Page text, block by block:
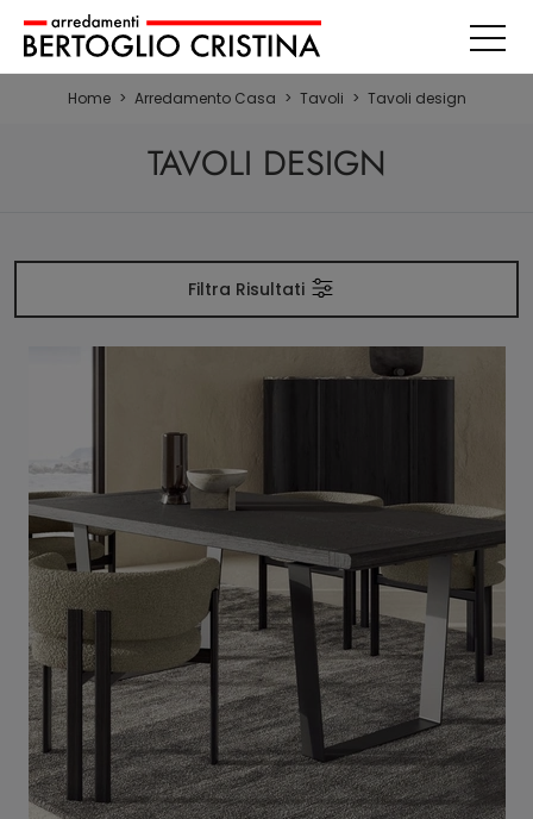
Home > Arredamento Casa > Tavoli > Tavoli design
TAVOLI DESIGN
Filtra Risultati